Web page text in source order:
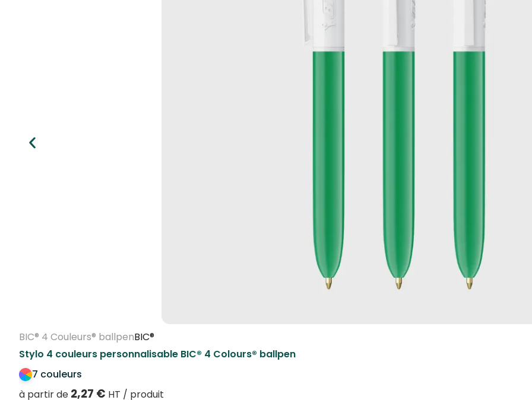
BIC® 4 Couleurs® ballpenBIC®
Stylo 4 couleurs personnalisable BIC® 4 Colours® ballpen
7 couleurs
à partir de 2,27 € HT / produit